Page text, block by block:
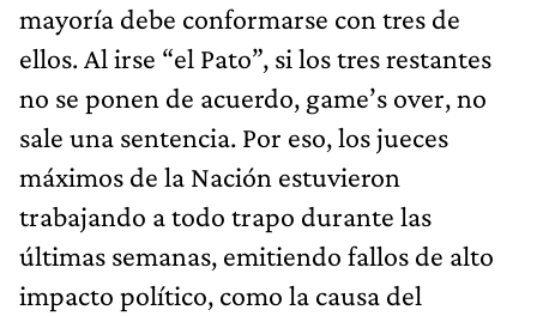
mayoría debe conformarse con tres de
ellos. Al irse “el Pato”, si los tres restantes
no se ponen de acuerdo, game’s over, no
sale una sentencia. Por eso, los jueces
máximos de la Nación estuvieron
trabajando a todo trapo durante las
últimas semanas, emitiendo fallos de alto
impacto político, como la causa del